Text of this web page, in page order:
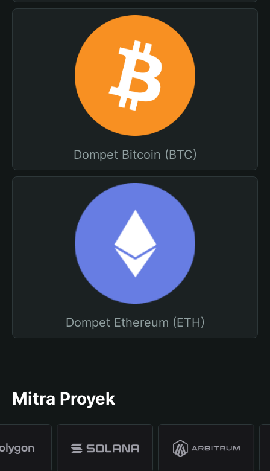
Dompet Bitcoin (BTC)
Dompet Ethereum (ETH)
Mitra Proyek